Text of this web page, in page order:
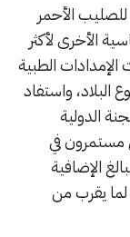
للصليب الأحمر
الأخرى لأكثر
الطبية
ربوع البلاد، واستفاد
اللجنة الدولية
مستمرون في
الإضافية
لما يقرب من